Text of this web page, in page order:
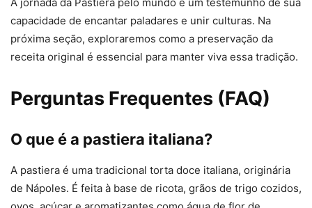
capacidade de encantar paladares e unir culturas. Na
próxima seção, exploraremos como a preservação da
receita original é essencial para manter viva essa tradição.
Perguntas Frequentes (FAQ)
O que é a pastiera italiana?
A pastiera é uma tradicional torta doce italiana, originária
de Nápoles. É feita à base de ricota, grãos de trigo cozidos,